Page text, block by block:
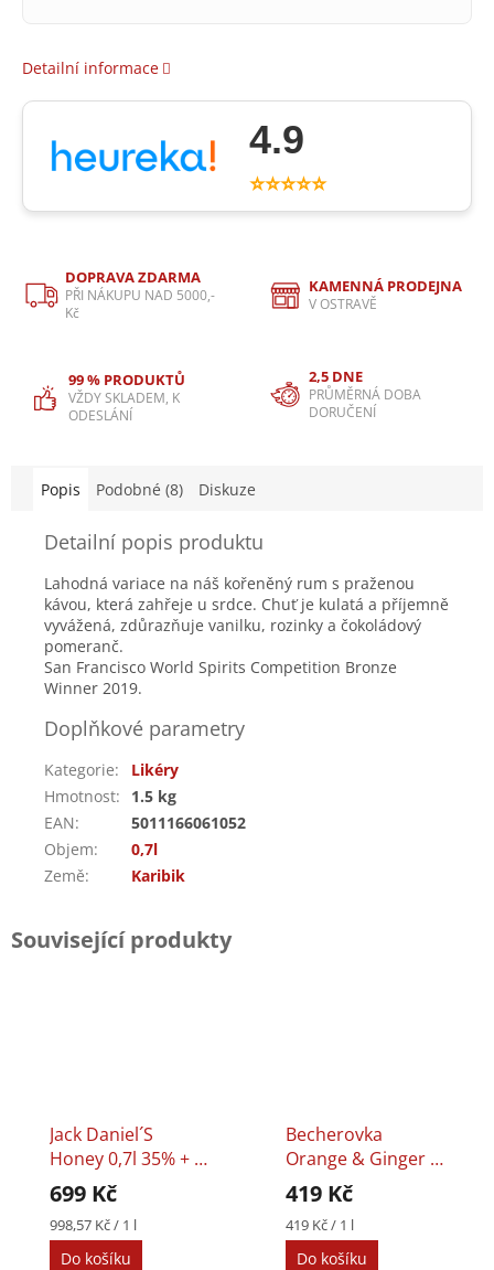
Detailní informace
4.9
⭐⭐⭐⭐⭐
DOPRAVA ZDARMA
PŘI NÁKUPU NAD 5000,-
Kč
KAMENNÁ PRODEJNA
V OSTRAVĚ
99 % PRODUKTŮ
VŽDY SKLADEM, K
ODESLÁNÍ
2,5 DNE
PRŮMĚRNÁ DOBA
DORUČENÍ
Popis Podobné (8) Diskuze
Detailní popis produktu
Lahodná variace na náš kořeněný rum s praženou
kávou, která zahřeje u srdce. Chuť je kulatá a příjemně
vyvážená, zdůrazňuje vanilku, rozinky a čokoládový
pomeranč.
San Francisco World Spirits Competition Bronze
Winner 2019.
Doplňkové parametry
Kategorie:
Likéry
Hmotnost:
1.5 kg
EAN:
5011166061052
Objem:
0,7l
Země: Karibik
Související produkty
Jack Daniel´s
Honey 0,7l 35% + 2
Skleničky
699 Kč
Měrná
cena:
998,57 Kč / 1 l
Do košíku
Becherovka
Orange & Ginger 1l
20%
419 Kč
Měrná
cena:
419 Kč / 1 l
Do košíku